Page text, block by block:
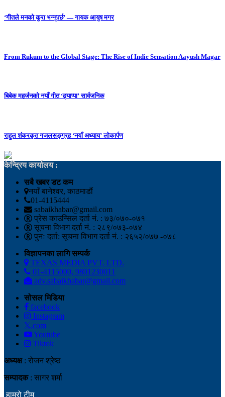
‘गीतले मनको कुरा भन्नुपर्छ’ — गायक आयुष मगर
From Rukum to the Global Stage: The Rise of Indie Sensation Aayush Magar
बिबेक महर्जनको नयाँ गीत ‘ढ्याप्पा’ सार्वजनिक
राहुल शंकरकृत गजलसङ्ग्रह ‘नयाँ अध्याय’ लोकार्पण
केन्द्रिय कार्यालय :
सबै खबर डट कम
नयाँ बानेश्वर, काठमाडौं
01-4115444
sabaikhabar@gmail.com
प्रेस काउन्सिल दर्ता नं. : ७३/०७०-०७१
सूचना विभाग दर्ता नं. : २८९/०७३-०७४
पुनः दर्ता: सूचना विभाग दर्ता नं. : २६५२/०७७ -०७८
विज्ञापनका लागि सम्पर्क
TEXAS MEDIA PVT. LTD.
01-4115000, 9801230011
adv.sabaikhabar@gmail.com
सोसल मिडिया
facebook
Instagram
𝕏.com
Youtube
Tiktok
अध्यक्ष: रोजन श्रेष्ठ
सम्पादक: सागर शर्मा
हाम्रो टीम